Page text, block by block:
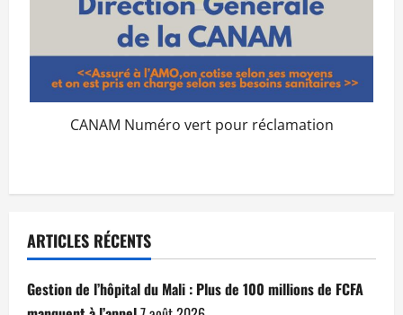
CANAM Numéro vert pour réclamation
ARTICLES RÉCENTS
Gestion de l’hôpital du Mali : Plus de 100 millions de FCFA